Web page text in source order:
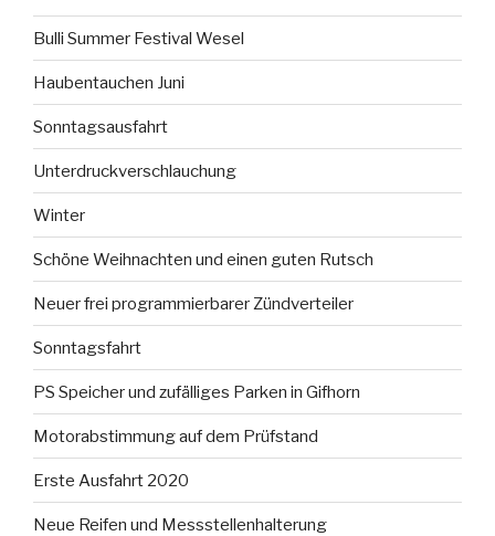
Bulli Summer Festival Wesel
Haubentauchen Juni
Sonntagsausfahrt
Unterdruckverschlauchung
Winter
Schöne Weihnachten und einen guten Rutsch
Neuer frei programmierbarer Zündverteiler
Sonntagsfahrt
PS Speicher und zufälliges Parken in Gifhorn
Motorabstimmung auf dem Prüfstand
Erste Ausfahrt 2020
Neue Reifen und Messstellenhalterung